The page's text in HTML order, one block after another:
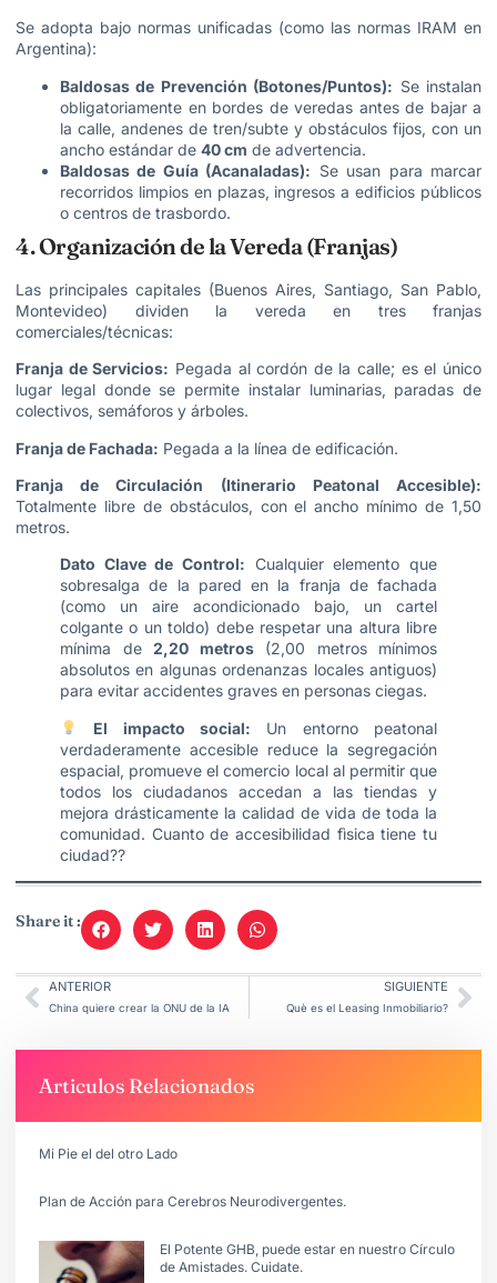
Se adopta bajo normas unificadas (como las normas IRAM en
Argentina):
Baldosas de Prevención (Botones/Puntos): Se instalan
obligatoriamente en bordes de veredas antes de bajar a
la calle, andenes de tren/subte y obstáculos fijos, con un
ancho estándar de 40 cm de advertencia.
Baldosas de Guía (Acanaladas): Se usan para marcar
recorridos limpios en plazas, ingresos a edificios públicos
o centros de trasbordo.
4. Organización de la Vereda (Franjas)
Las principales capitales (Buenos Aires, Santiago, San Pablo,
Montevideo) dividen la vereda en tres franjas
comerciales/técnicas:
Franja de Servicios: Pegada al cordón de la calle; es el único
lugar legal donde se permite instalar luminarias, paradas de
colectivos, semáforos y árboles.
Franja de Fachada: Pegada a la línea de edificación.
Franja de Circulación (Itinerario Peatonal Accesible):
Totalmente libre de obstáculos, con el ancho mínimo de 1,50
metros.
Dato Clave de Control: Cualquier elemento que
sobresalga de la pared en la franja de fachada
(como un aire acondicionado bajo, un cartel
colgante o un toldo) debe respetar una altura libre
mínima de 2,20 metros(2,00 metros mínimos
absolutos en algunas ordenanzas locales antiguos)
para evitar accidentes graves en personas ciegas.
El impacto social: Un entorno peatonal
verdaderamente accesible reduce la segregación
espacial, promueve el comercio local al permitir que
todos los ciudadanos accedan a las tiendas y
mejora drásticamente la calidad de vida de toda la
comunidad. Cuanto de accesibilidad fìsica tiene tu
ciudad??
Share it :
ANTERIOR
China quiere crear la ONU de la IA
SIGUIENTE
Què es el Leasing Inmobiliario?
Articulos Relacionados
Mi Pie el del otro Lado
Plan de Acción para Cerebros Neurodivergentes.
El Potente GHB, puede estar en nuestro Círculo
de Amistades. Cuidate.